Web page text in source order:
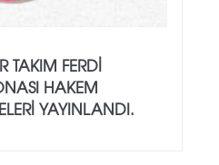
TAKIM FERDI
HAKEM
YAYINLANDI.